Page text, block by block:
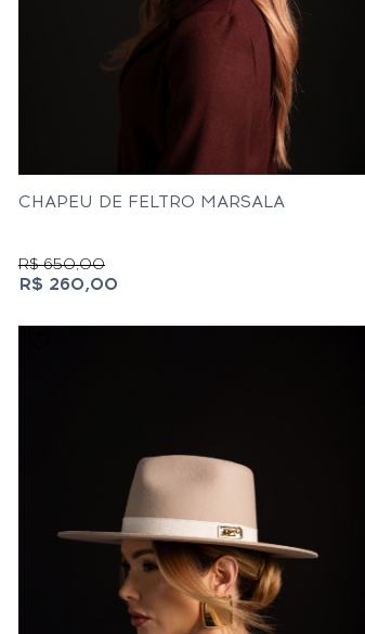
CHAPEU DE FELTRO MARSALA
R$ 650,00
R$ 260,00